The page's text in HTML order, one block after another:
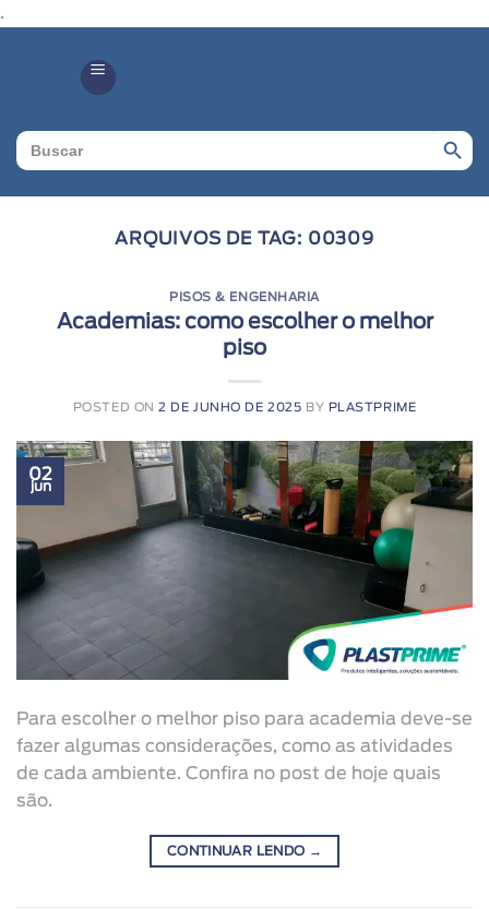
.
Search
for:
Search
ARQUIVOS DE TAG: 00309
PISOS & ENGENHARIA
Academias: como escolher o melhor
piso
POSTED ON2 DE JUNHO DE 2025 BY PLASTPRIME
02
jun
Para escolher o melhor piso para academia deve-se
fazer algumas considerações, como as atividades
de cada ambiente. Confira no post de hoje quais
são.
CONTINUAR LENDO →